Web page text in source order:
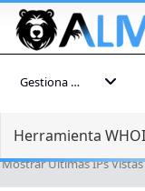
Gestiona tu cuenta
Herramienta
Mostrar Últimas IPs Vistas